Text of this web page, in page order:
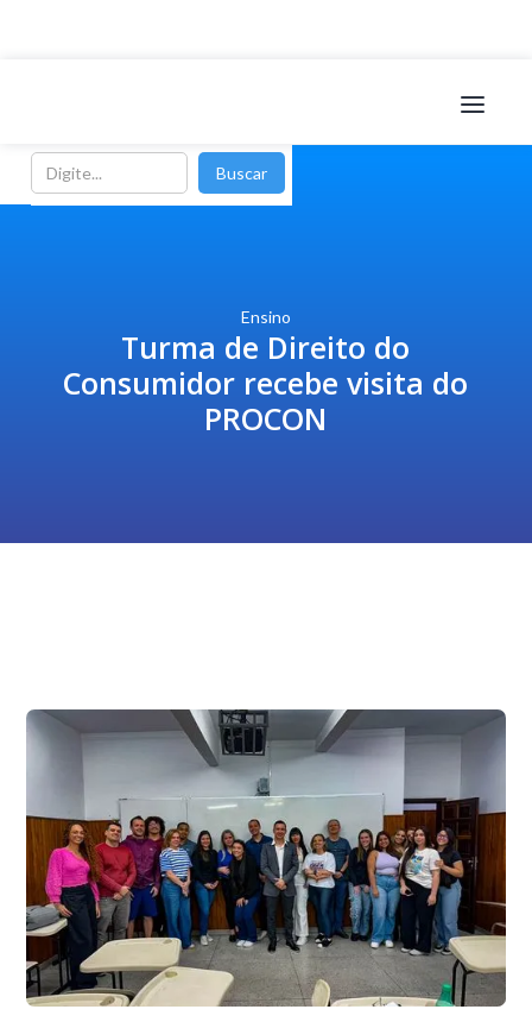
Ensino
Turma de Direito do
Consumidor recebe visita do
PROCON